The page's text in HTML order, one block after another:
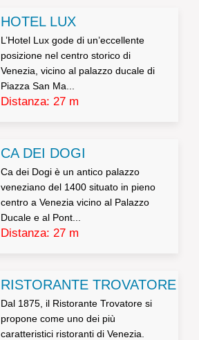
HOTEL LUX
L’Hotel Lux gode di un’eccellente
posizione nel centro storico di
Venezia, vicino al palazzo ducale di
Piazza San Ma...
Distanza: 27 m
CA DEI DOGI
Ca dei Dogi è un antico palazzo
veneziano del 1400 situato in pieno
centro a Venezia vicino al Palazzo
Ducale e al Pont...
Distanza: 27 m
RISTORANTE TROVATORE
Dal 1875, il Ristorante Trovatore si
propone come uno dei più
caratteristici ristoranti di Venezia.